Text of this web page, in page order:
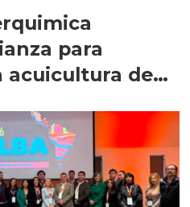
para
acuicultura de